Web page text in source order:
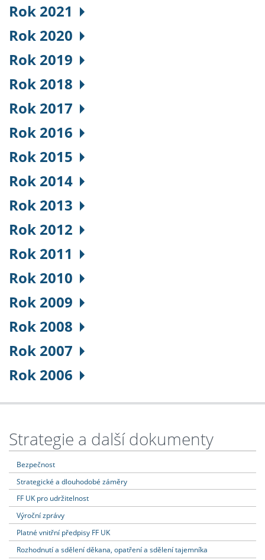
Rok 2021
Rok 2020
Rok 2019
Rok 2018
Rok 2017
Rok 2016
Rok 2015
Rok 2014
Rok 2013
Rok 2012
Rok 2011
Rok 2010
Rok 2009
Rok 2008
Rok 2007
Rok 2006
Strategie a další dokumenty
Bezpečnost
Strategické a dlouhodobé záměry
FF UK pro udržitelnost
Výroční zprávy
Platné vnitřní předpisy FF UK
Rozhodnutí a sdělení děkana, opatření a sdělení tajemníka